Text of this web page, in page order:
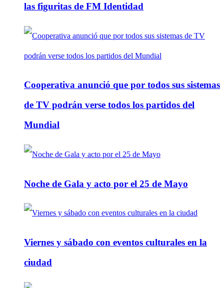
las figuritas de FM Identidad
Cooperativa anunció que por todos sus sistemas
de TV podrán verse todos los partidos del
Mundial
Noche de Gala y acto por el 25 de Mayo
Viernes y sábado con eventos culturales en la
ciudad